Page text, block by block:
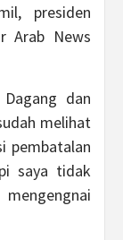
presiden
Arab News
dan
melihat
pembatalan
saya tidak